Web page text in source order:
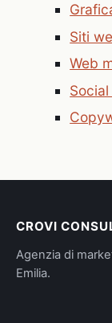
Siti
Web
CROVI
Agenzia di
Emilia.